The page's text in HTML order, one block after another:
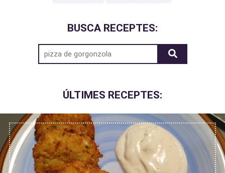
BUSCA RECEPTES:
ÚLTIMES RECEPTES: